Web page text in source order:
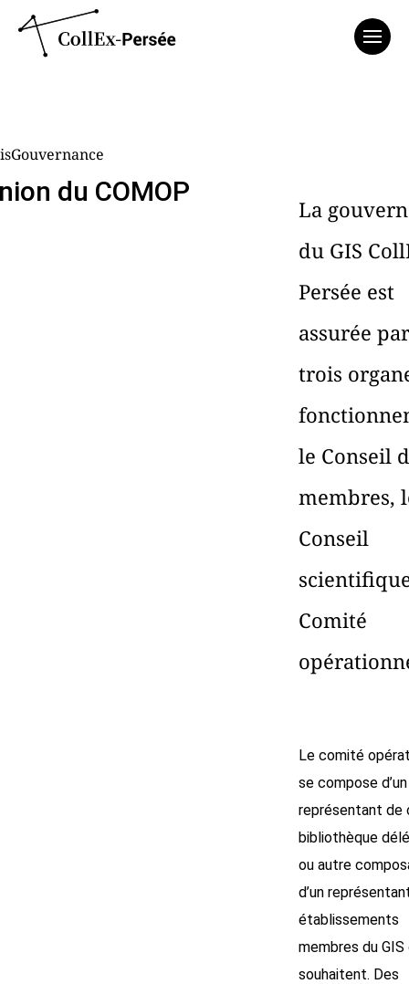
du COMOP
La
du GIS
Persée est
assurée par
trois
le Conseil
membres,
Conseil
Comité
Le comité
se compose d’un
représentant de
bibliothèque
ou autre
d’un
établissements
membres du GIS
souhaitent. Des